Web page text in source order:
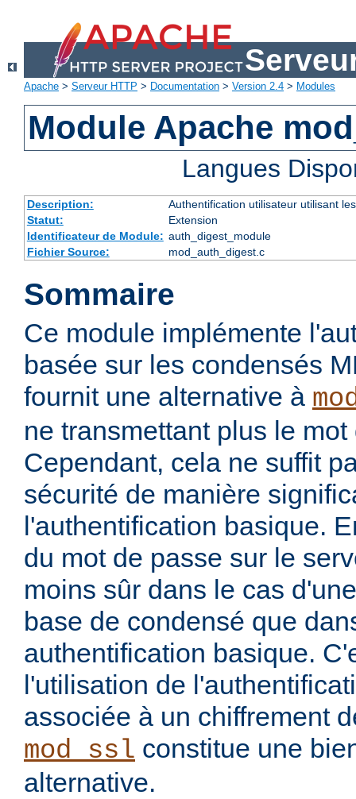
Apache > Serveur HTTP > Documentation > Version 2.4 > Modules
Module Apache
Langues
Description:
Authentification utilisateur utilisant
Statut:
Extension
Identificateur de Module: auth_digest_module
Fichier Source:
mod_auth_digest.c
Sommaire
Ce module implémente
basée sur les condensés
fournit une alternative à
ne transmettant plus le
Cependant, cela ne suffit
sécurité de manière
l'authentification basique.
du mot de passe sur le
moins sûr dans le cas
base de condensé que
authentification basique.
l'utilisation de
associée à un chiffrement
mod_ssl constitue une
alternative.